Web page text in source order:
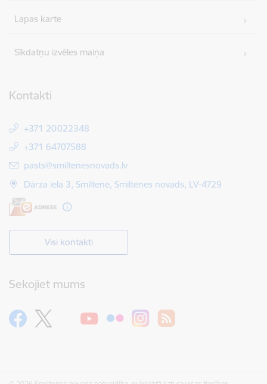
Lapas karte
Sīkdatņu izvēles maiņa
Kontakti
+371 20022348
+371 64707588
E-pasts:
pasts@smiltenesnovads.lv
Dārza iela 3, Smiltene, Smiltenes novads, LV-4729
Visi kontakti
Sekojiet mums